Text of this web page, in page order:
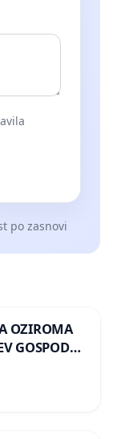
po zasnovi
OZIROMA
GOSPODA